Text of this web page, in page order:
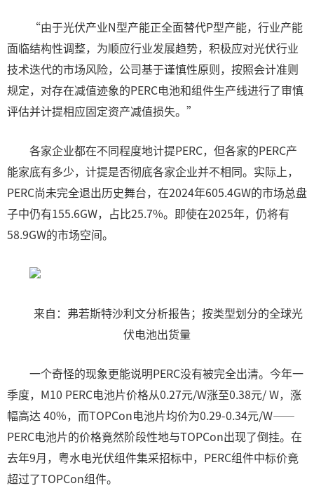
“由于光伏产业N型产能正全面替代P型产能，行业产能
面临结构性调整，为顺应行业发展趋势，积极应对光伏行业
技术迭代的市场风险，公司基于谨慎性原则，按照会计准则
规定，对存在减值迹象的PERC电池和组件生产线进行了审慎
评估并计提相应固定资产减值损失。”
各家企业都在不同程度地计提PERC，但各家的PERC产
能家底有多少，计提是否彻底各家企业并不相同。实际上，
PERC尚未完全退出历史舞台，在2024年605.4GW的市场总盘
子中仍有155.6GW，占比25.7%。即使在2025年，仍将有
58.9GW的市场空间。
来自：弗若斯特沙利文分析报告；按类型划分的全球光
伏电池出货量
一个奇怪的现象更能说明PERC没有被完全出清。今年一
季度，M10 PERC电池片价格从0.27元/W涨至0.38元/ W，涨
幅高达 40%，而TOPCon电池片均价为0.29-0.34元/W——
PERC电池片的价格竟然阶段性地与TOPCon出现了倒挂。在
去年9月，粤水电光伏组件集采招标中，PERC组件中标价竟
超过了TOPCon组件。